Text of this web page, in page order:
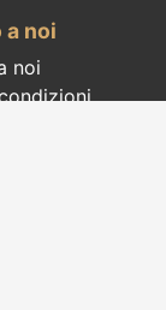
a noi
noi